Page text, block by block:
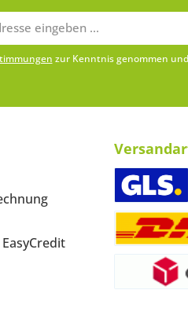
Mail-
Adresse*
zur Kenntnis genommen